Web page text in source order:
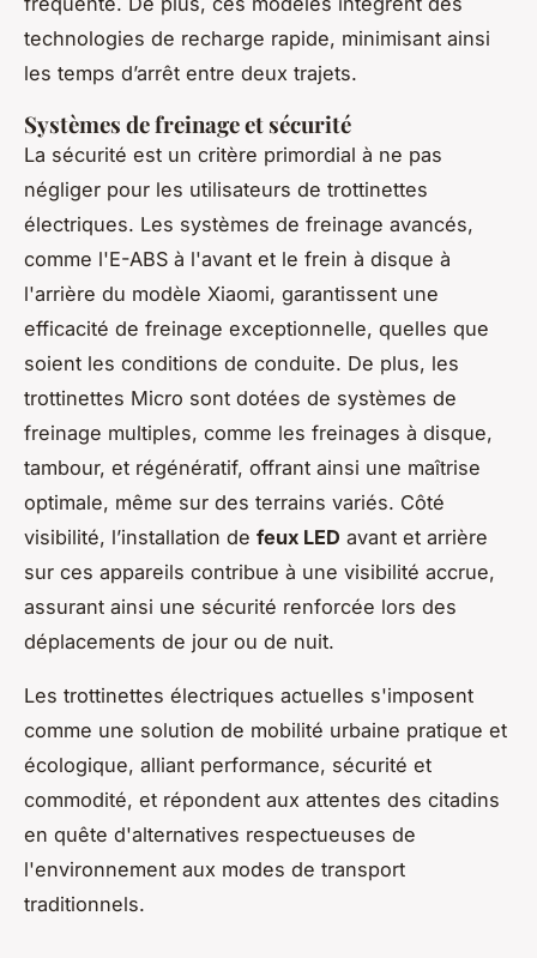
technologies de recharge rapide, minimisant ainsi
les temps d’arrêt entre deux trajets.
Systèmes de freinage et sécurité
La sécurité est un critère primordial à ne pas
négliger pour les utilisateurs de trottinettes
électriques. Les systèmes de freinage avancés,
comme l'E-ABS à l'avant et le frein à disque à
l'arrière du modèle Xiaomi, garantissent une
efficacité de freinage exceptionnelle, quelles que
soient les conditions de conduite. De plus, les
trottinettes Micro sont dotées de systèmes de
freinage multiples, comme les freinages à disque,
tambour, et régénératif, offrant ainsi une maîtrise
optimale, même sur des terrains variés. Côté
visibilité, l’installation de feux LED avant et arrière
sur ces appareils contribue à une visibilité accrue,
assurant ainsi une sécurité renforcée lors des
déplacements de jour ou de nuit.
Les trottinettes électriques actuelles s'imposent
comme une solution de mobilité urbaine pratique et
écologique, alliant performance, sécurité et
commodité, et répondent aux attentes des citadins
en quête d'alternatives respectueuses de
l'environnement aux modes de transport
traditionnels.